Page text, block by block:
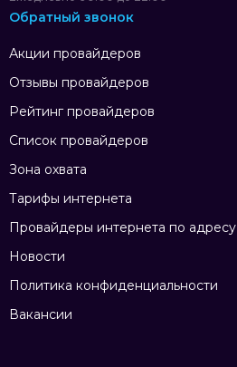
Акции провайдеров
Отзывы провайдеров
Рейтинг провайдеров
Список провайдеров
Зона охвата
Тарифы интернета
Провайдеры интернета по адресу
Новости
Политика конфиденциальности
Вакансии
Обратный звонок